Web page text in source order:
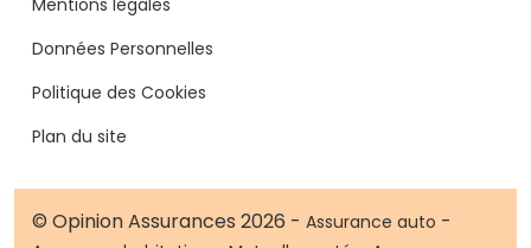
Données Personnelles
Politique des Cookies
Plan du site
© Opinion Assurances 2026 - Assurance auto -